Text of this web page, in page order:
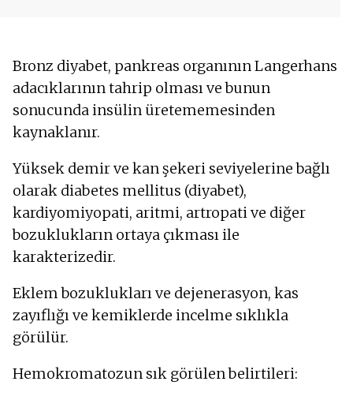
Bronz diyabet, pankreas organının Langerhans
adacıklarının tahrip olması ve bunun
sonucunda insülin üretememesinden
kaynaklanır.
Yüksek demir ve kan şekeri seviyelerine bağlı
olarak diabetes mellitus (diyabet),
kardiyomiyopati, aritmi, artropati ve diğer
bozuklukların ortaya çıkması ile
karakterizedir.
Eklem bozuklukları ve dejenerasyon, kas
zayıflığı ve kemiklerde incelme sıklıkla
görülür.
Hemokromatozun sık görülen belirtileri: